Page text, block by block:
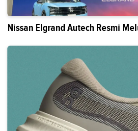
Nissan Elgrand Autech Resmi